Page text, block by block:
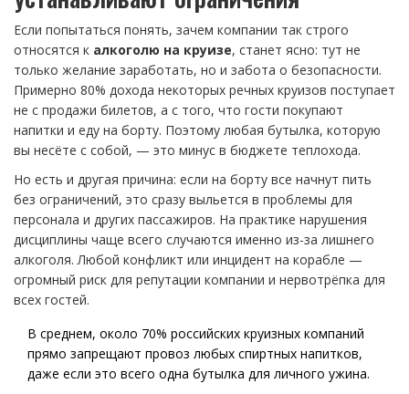
Если попытаться понять, зачем компании так строго
относятся к алкоголю на круизе, станет ясно: тут не
только желание заработать, но и забота о безопасности.
Примерно 80% дохода некоторых речных круизов поступает
не с продажи билетов, а с того, что гости покупают
напитки и еду на борту. Поэтому любая бутылка, которую
вы несёте с собой, — это минус в бюджете теплохода.
Но есть и другая причина: если на борту все начнут пить
без ограничений, это сразу выльется в проблемы для
персонала и других пассажиров. На практике нарушения
дисциплины чаще всего случаются именно из-за лишнего
алкоголя. Любой конфликт или инцидент на корабле —
огромный риск для репутации компании и нервотрёпка для
всех гостей.
В среднем, около 70% российских круизных компаний
прямо запрещают провоз любых спиртных напитков,
даже если это всего одна бутылка для личного ужина.